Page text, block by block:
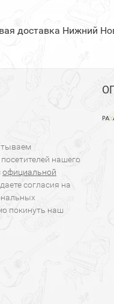
доставка Нижний
нашего
официальной
согласия на
покинуть наш